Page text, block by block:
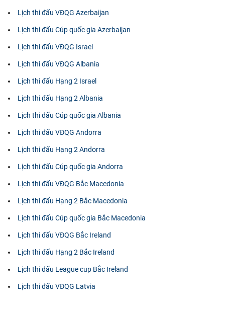
Lịch thi đấu VĐQG Azerbaijan
Lịch thi đấu Cúp quốc gia Azerbaijan
Lịch thi đấu VĐQG Israel
Lịch thi đấu VĐQG Albania
Lịch thi đấu Hạng 2 Israel
Lịch thi đấu Hạng 2 Albania
Lịch thi đấu Cúp quốc gia Albania
Lịch thi đấu VĐQG Andorra
Lịch thi đấu Hạng 2 Andorra
Lịch thi đấu Cúp quốc gia Andorra
Lịch thi đấu VĐQG Bắc Macedonia
Lịch thi đấu Hạng 2 Bắc Macedonia
Lịch thi đấu Cúp quốc gia Bắc Macedonia
Lịch thi đấu VĐQG Bắc Ireland
Lịch thi đấu Hạng 2 Bắc Ireland
Lịch thi đấu League cup Bắc Ireland
Lịch thi đấu VĐQG Latvia